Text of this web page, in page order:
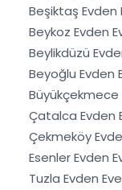
Beşiktaş Evden
Beykoz Evden
Beylikdüzü
Beyoğlu Evden
Büyükçekmece
Çatalca Evden
Çekmeköy
Esenler Evden
Tuzla Evden